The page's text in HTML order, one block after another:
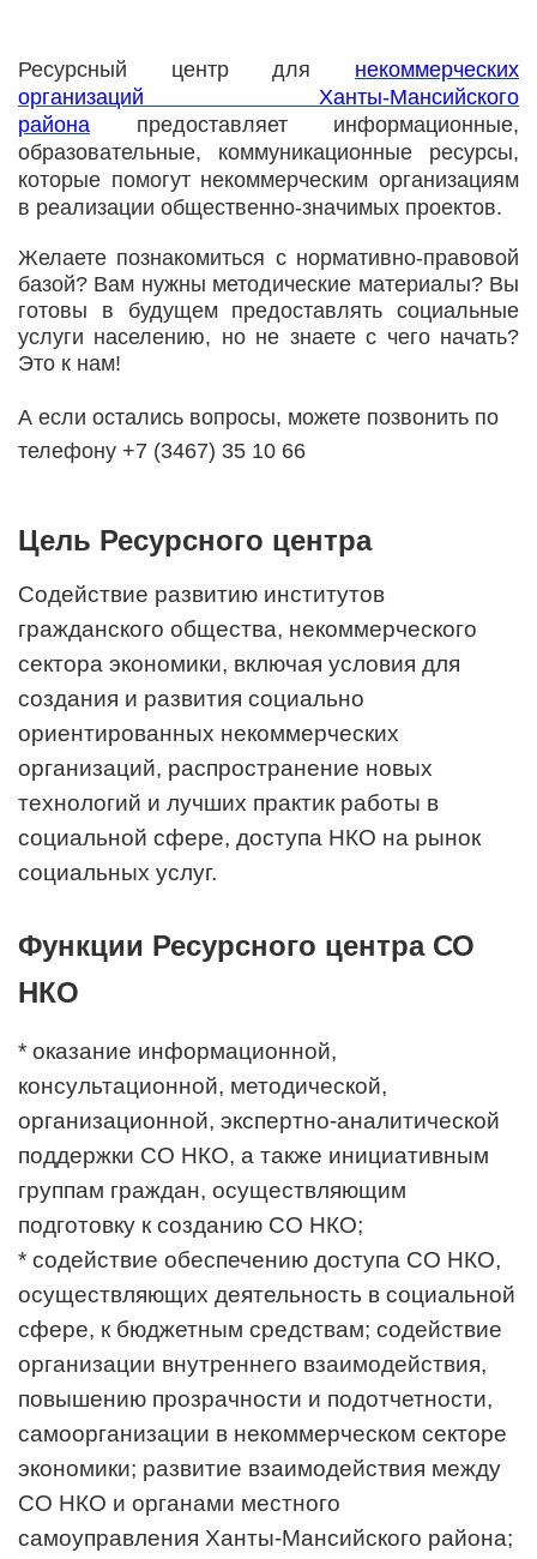
Ресурсный центр для некоммерческих
организаций Ханты-Мансийского
района предоставляет информационные,
образовательные, коммуникационные ресурсы,
которые помогут некоммерческим организациям
в реализации общественно-значимых проектов.
Желаете познакомиться с нормативно-правовой
базой? Вам нужны методические материалы? Вы
готовы в будущем предоставлять социальные
услуги населению, но не знаете с чего начать?
Это к нам!
А если остались вопросы, можете позвонить по
телефону +7 (3467) 35 10 66
Цель Ресурсного центра
Содействие развитию институтов
гражданского общества, некоммерческого
сектора экономики, включая условия для
создания и развития социально
ориентированных некоммерческих
организаций, распространение новых
технологий и лучших практик работы в
социальной сфере, доступа НКО на рынок
социальных услуг.
Функции Ресурсного центра СО
НКО
* оказание информационной,
консультационной, методической,
организационной, экспертно-аналитической
поддержки СО НКО, а также инициативным
группам граждан, осуществляющим
подготовку к созданию СО НКО;
* содействие обеспечению доступа СО НКО,
осуществляющих деятельность в социальной
сфере, к бюджетным средствам; содействие
организации внутреннего взаимодействия,
повышению прозрачности и подотчетности,
самоорганизации в некоммерческом секторе
экономики; развитие взаимодействия между
СО НКО и органами местного
самоуправления Ханты-Мансийского района;